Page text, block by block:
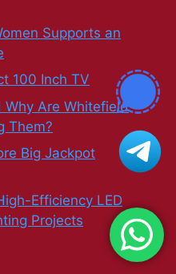
Supports an
100 Inch TV
Are Whitefield
Them?
Big Jackpot
Efficiency LED
Projects